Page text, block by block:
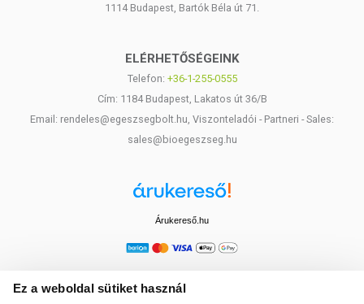
Ez a weboldal sütiket használ
1114 Budapest, Bartók Béla út 71.
ELÉRHETŐSÉGEINK
Telefon: +36-1-255-0555
Cím: 1184 Budapest, Lakatos út 36/B
Email: rendeles@egeszsegbolt.hu, Viszonteladói - Partneri - Sales:
sales@bioegeszseg.hu
Árukereső.hu